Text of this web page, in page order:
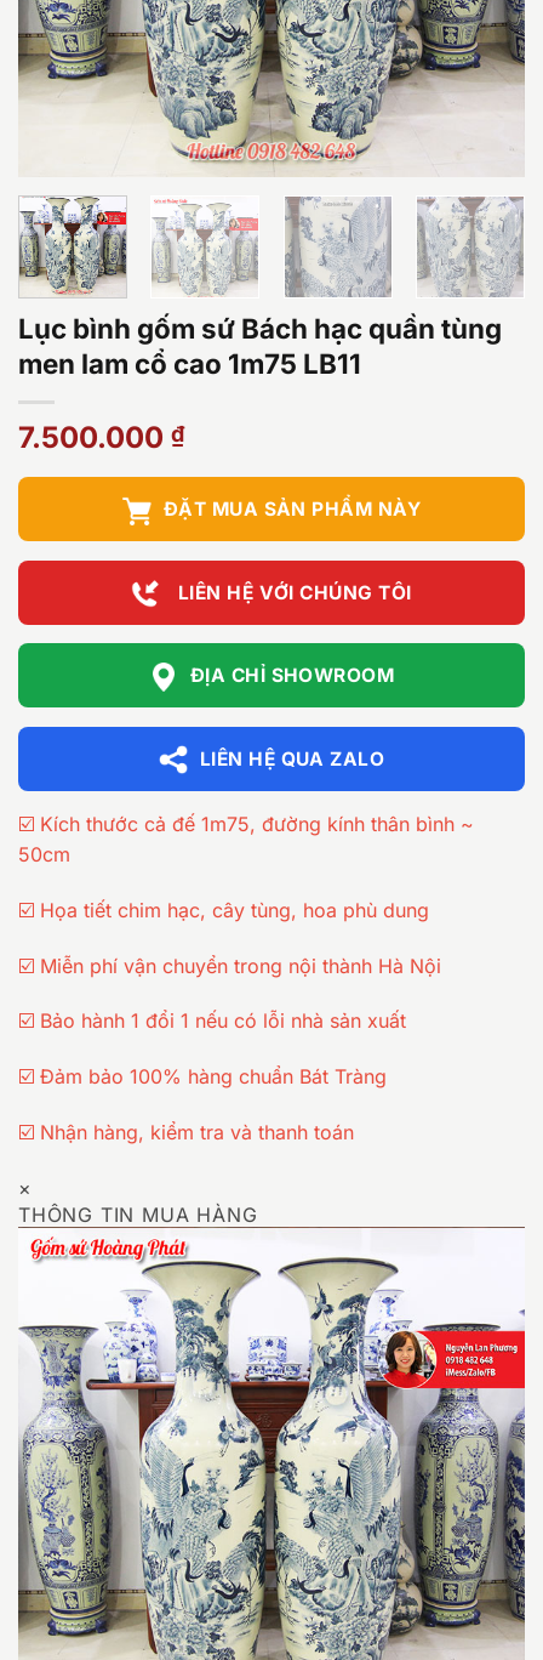
Lục bình gốm sứ Bách hạc quần tùng
men lam cổ cao 1m75 LB11
7.500.000 ₫
ĐẶT MUA SẢN PHẨM NÀY
LIÊN HỆ VỚI CHÚNG TÔI
ĐỊA CHỈ SHOWROOM
LIÊN HỆ QUA ZALO
☑️ Kích thước cả đế 1m75, đường kính thân bình ~
50cm
☑️ Họa tiết chim hạc, cây tùng, hoa phù dung
☑️ Miễn phí vận chuyển trong nội thành Hà Nội
☑️ Bảo hành 1 đổi 1 nếu có lỗi nhà sản xuất
☑️ Đảm bảo 100% hàng chuẩn Bát Tràng
☑️ Nhận hàng, kiểm tra và thanh toán
×
THÔNG TIN MUA HÀNG